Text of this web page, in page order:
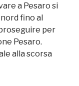
a Pesaro si
fino al
per
Pesaro.
alla scorsa